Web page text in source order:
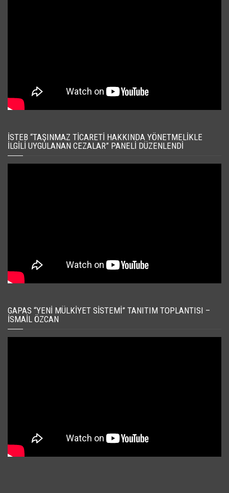
İSTEB “TAŞINMAZ TICARETI HAKKINDA YÖNETMELIKLE
İLGILI UYGULANAN CEZALAR” PANELI DÜZENLENDI
GAPAS “YENI MÜLKIYET SISTEMI” TANITIM TOPLANTISI –
İSMAIL ÖZCAN